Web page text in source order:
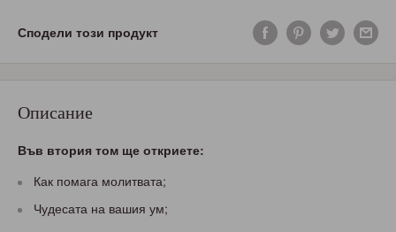
Сподели този продукт
Описание
Във втория том ще откриете:
Как помага молитвата;
Чудесата на вашия ум;